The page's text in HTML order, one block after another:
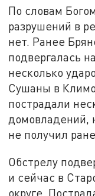
По словам
разрушений в
нет. Ранее
подвергалась
несколько
Сушаны в
пострадали
домовладений,
не получил
Обстрелу
и сейчас в
округе.